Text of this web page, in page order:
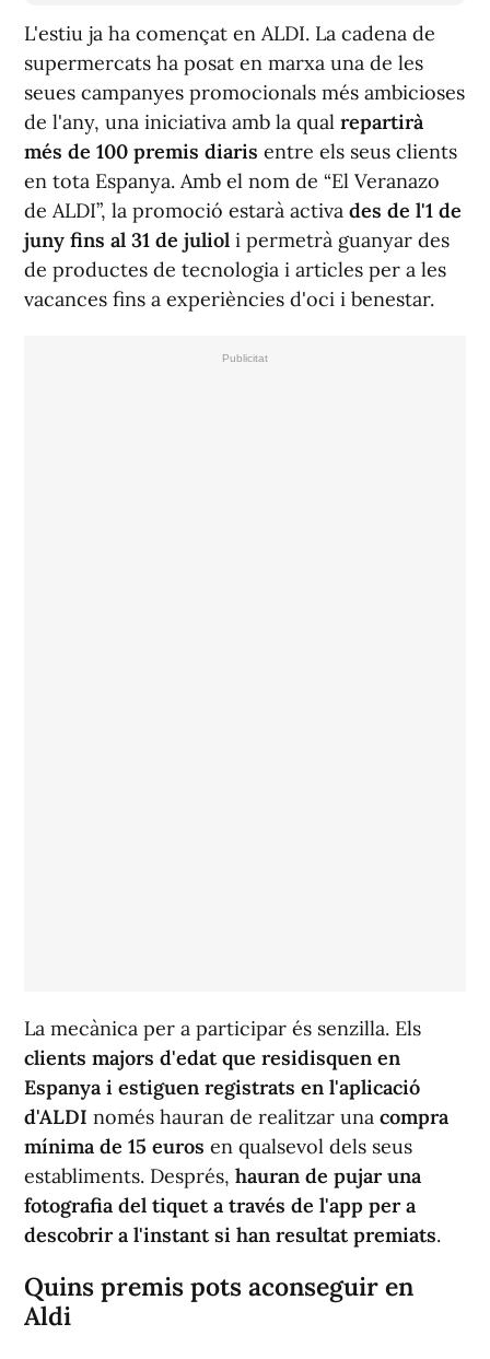
L'estiu ja ha començat en ALDI. La cadena de
supermercats ha posat en marxa una de les
seues campanyes promocionals més ambicioses
de l'any, una iniciativa amb la qual repartirà
més de 100 premis diaris entre els seus clients
en tota Espanya. Amb el nom de “El Veranazo
de ALDI”, la promoció estarà activa des de l'1 de
juny fins al 31 de juliol i permetrà guanyar des
de productes de tecnologia i articles per a les
vacances fins a experiències d'oci i benestar.
La mecànica per a participar és senzilla. Els
clients majors d'edat que residisquen en
Espanya i estiguen registrats en l'aplicació
d'ALDI només hauran de realitzar una compra
mínima de 15 euros en qualsevol dels seus
establiments. Després, hauran de pujar una
fotografia del tiquet a través de l'app per a
descobrir a l'instant si han resultat premiats.
Quins premis pots aconseguir en
Aldi